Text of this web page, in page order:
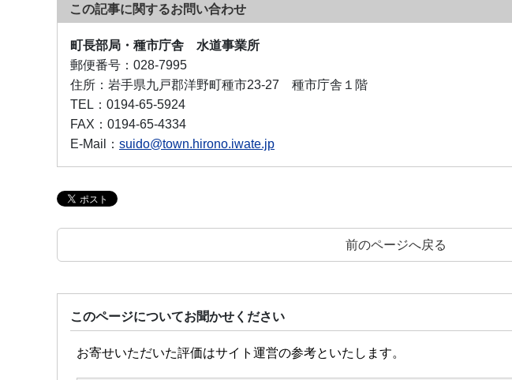
この記事に関するお問い合わせ
町長部局・種市庁舎 水道事業所
郵便番号： 028-7995
住所： 岩手県九戸郡洋野町種市23-27 種市庁舎１階
TEL： 0194-65-5924
FAX： 0194-65-4334
E-Mail： suido@town.hirono.iwate.jp
前のページへ戻る
このページについてお聞かせください